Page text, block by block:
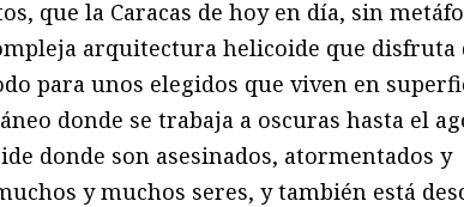
que la Caracas de hoy en día, sin
arquitectura helicoide que disfruta
para unos elegidos que viven en
donde se trabaja a oscuras hasta el
donde son asesinados, atormentados y
y muchos seres, y también está